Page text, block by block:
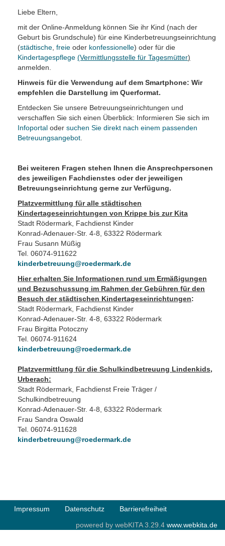
Liebe Eltern,
mit der Online-Anmeldung können Sie ihr Kind (nach der
Geburt bis Grundschule) für eine Kinderbetreuungseinrichtung
(städtische freie oder konfessionelle) oder für die
Kindertagespflege (Vermittlungsstelle für Tagesmütter)
anmelden.
Hinweis für die Verwendung auf dem Smartphone: Wir
empfehlen die Darstellung im Querformat.
Entdecken Sie unsere Betreuungseinrichtungen und
verschaffen Sie sich einen Überblick: Informieren Sie sich im
Infoportal oder suchen Sie direkt nach einem passenden
Betreuungsangebot
Bei weiteren Fragen stehen Ihnen die Ansprechpersonen
des jeweiligen Fachdienstes oder der jeweiligen
Betreuungseinrichtung gerne zur Verfügung.
Platzvermittlung für alle städtischen
Kindertageseinrichtungen von Krippe bis zur Kita
Stadt Rödermark, Fachdienst Kinder
Konrad-Adenauer-Str. 4-8, 63322 Rödermark
Frau Susann Müßig
Tel. 06074-911622
kinderbetreuung@roedermark.de
Hier erhalten Sie Informationen rund um Ermäßigungen
und Bezuschussung im Rahmen der Gebühren für den
Besuch der städtischen Kindertageseinrichtungen:
Stadt Rödermark, Fachdienst Kinder
Konrad-Adenauer-Str. 4-8, 63322 Rödermark
Frau Birgitta Potoczny
Tel. 06074-911624
kinderbetreuung@roedermark.de
Platzvermittlung für die Schulkindbetreuung Lindenkids,
Urberach:
Stadt Rödermark, Fachdienst Freie Träger /
Schulkindbetreuung
Konrad-Adenauer-Str. 4-8, 63322 Rödermark
Frau Sandra Oswald
Tel. 06074-911628
kinderbetreuung@roedermark.de
Impressum Datenschutz
Barrierefreiheit
powered by webKITA 3.29.4 www.webkita.de